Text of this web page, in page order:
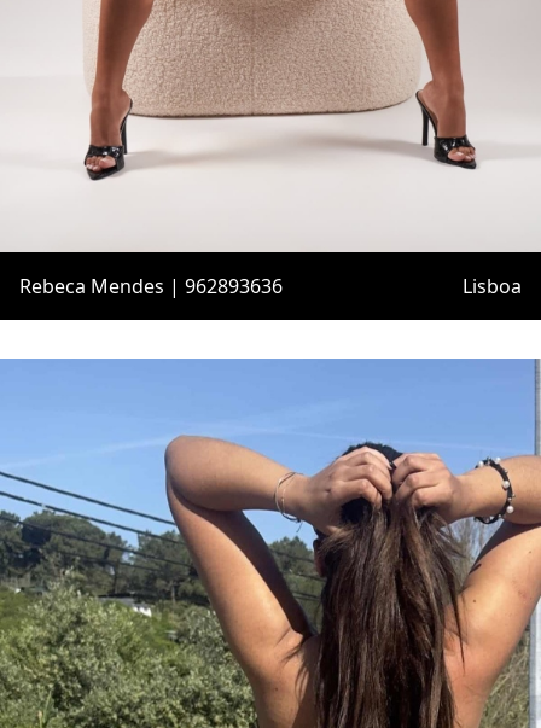
Rebeca Mendes | 962893636 Lisboa